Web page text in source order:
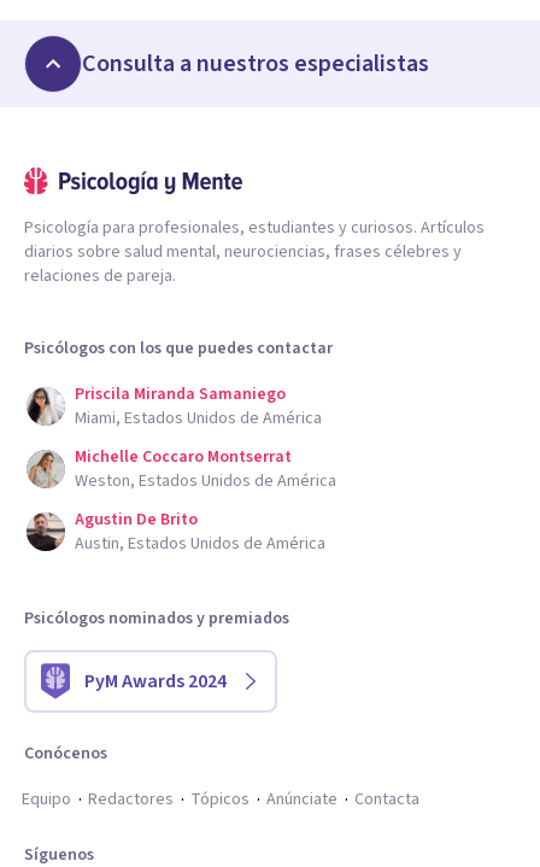
Consulta a nuestros especialistas
Psicología para profesionales, estudiantes y curiosos. Artículos
diarios sobre salud mental, neurociencias, frases célebres y
relaciones de pareja.
Psicólogos con los que puedes contactar
Priscila Miranda Samaniego
Miami, Estados Unidos de América
Michelle Coccaro Montserrat
Weston, Estados Unidos de América
Agustin De Brito
Austin, Estados Unidos de América
Psicólogos nominados y premiados
PyM Awards 2024
Conócenos
Equipo
Redactores Tópicos Anúnciate Contacta
Síguenos